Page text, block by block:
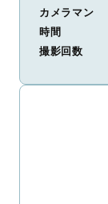
カメラマン
時間
撮影回数